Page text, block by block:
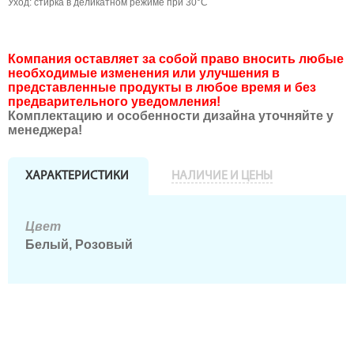
Уход: стирка в деликатном режиме при 30°C
Компания оставляет за собой право вносить любые
необходимые изменения или улучшения в
представленные продукты в любое время и без
предварительного уведомления!
Комплектацию и особенности дизайна уточняйте у
менеджера!
ХАРАКТЕРИСТИКИ НАЛИЧИЕ И ЦЕНЫ
Цвет
Белый, Розовый